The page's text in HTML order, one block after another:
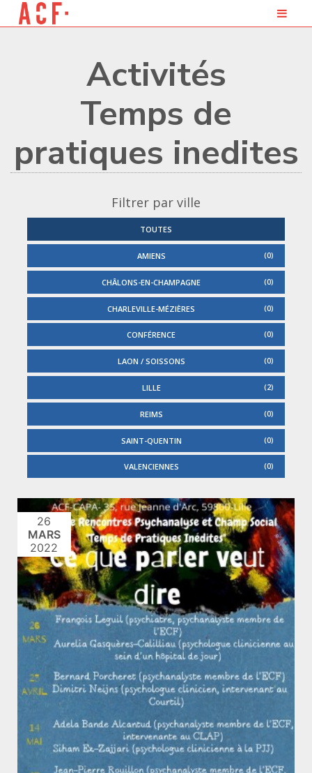
Activités
temps de
pratiques inedites
26
MARS
2022
Filtrer par ville
TOUTES
AMIENS 0
CHÂLONS-EN-CHAMPAGNE 0
CHARLEVILLE-MÉZIÈRES 0
CONFÉRENCE 0
LAON / SOISSONS 0
LILLE 2
REIMS 0
SAINT-QUENTIN 0
VALENCIENNES 0